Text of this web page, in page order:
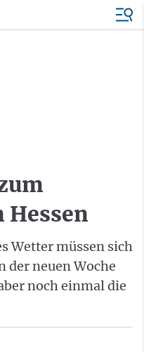
Hessen
Wetter müssen sich
der neuen Woche
noch einmal die